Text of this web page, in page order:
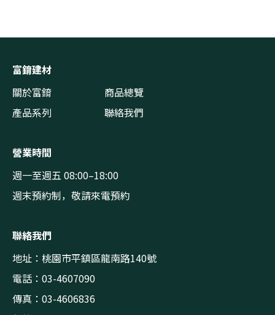
富錥建材
關於富錥
商品總覽
產品系列
聯絡我們
營業時間
週一至週五 08:00–18:00
週末預約制，敬請來電預約
聯絡我們
地址：桃園市平鎮區龍南路140號
電話：03-4607090
傳真：03-4606836